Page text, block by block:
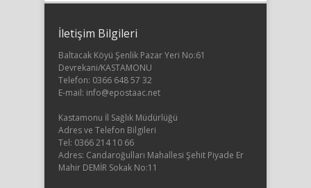
İletişim Bilgileri
Baltacak Köyü Şenlik Pazar Yeri No:61
Devrekani/KASTAMONU
Telefon: 0366 648 57 32
E-mail: info@epostaac.net
Kastamonu İl Sağlık Müdürlüğü
Adres ve Telefon Bilgileri
Tel: 0366 214 10 66
Adres: Candaroğulları Mahallesi Şehit Piyade Er
Mahir DEMİR Sokak No:11